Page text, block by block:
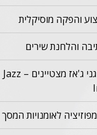
והפקה מוסיקלית
והלחנת שירים
מסלול לנגני ג'אז מצטיינים – Jazz
לאומנויות